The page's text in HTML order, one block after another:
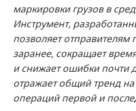
маркировки грузов в
Инструмент,
позволяет отправителям
заранее, сокращает
и снижает ошибки почти
отражает общий тренд
операций первой и